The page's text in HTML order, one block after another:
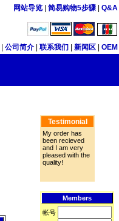
网站导览 简易购物5步骤 Q&A
公司简介 联系我们 新闻区 OEM
Testimonial
My order has
been recieved
and I am very
pleased with the
quality!
Members
帐号